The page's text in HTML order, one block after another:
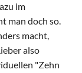
im
man doch so.
macht,
also
"Zehn